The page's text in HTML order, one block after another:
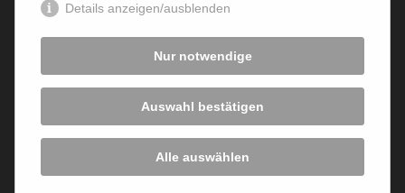
CORPORATE FASHION
Details anzeigen/ausblenden
Nur notwendige
Auswahl bestätigen
Alle auswählen